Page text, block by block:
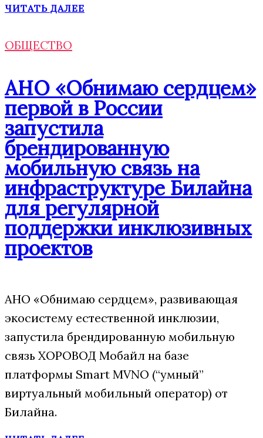
ЧИТАТЬ ДАЛЕЕ
ОБЩЕСТВО
АНО «Обнимаю сердцем»
первой в России
запустила
брендированную
мобильную связь на
инфраструктуре Билайна
для регулярной
поддержки инклюзивных
проектов
АНО «Обнимаю сердцем», развивающая
экосистему естественной инклюзии,
запустила брендированную мобильную
связь ХОРОВОД Мобайл на базе
платформы Smart MVNO (“умный”
виртуальный мобильный оператор) от
Билайна.